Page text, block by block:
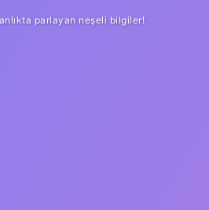
parlayan neşeli bilgiler!